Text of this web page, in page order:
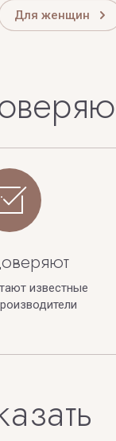
Для женщин
известные